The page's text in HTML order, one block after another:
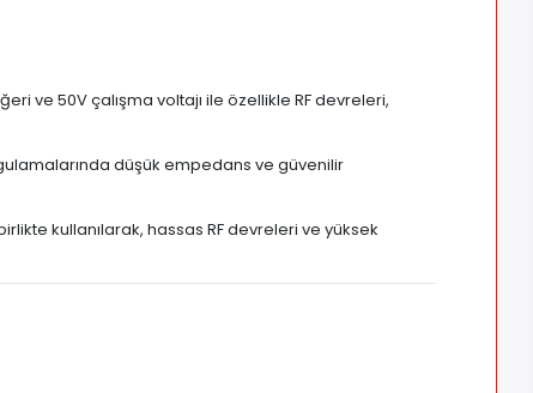
ve 50V çalışma voltajı ile özellikle RF devreleri,
düşük empedans ve güvenilir
kullanılarak, hassas RF devreleri ve yüksek